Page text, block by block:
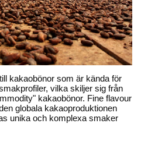
kakaobönor som är kända för
vilka skiljer sig från
kakaobönor. Fine flavour
globala kakaoproduktionen
unika och komplexa smaker